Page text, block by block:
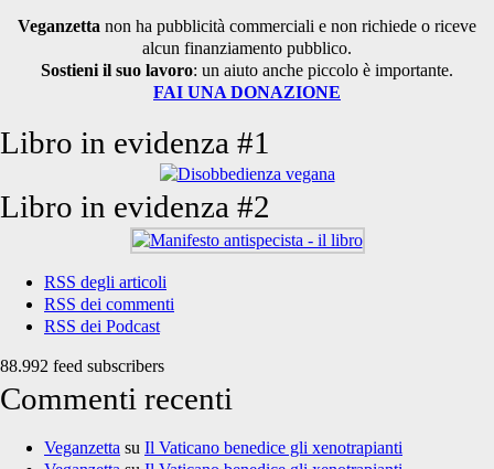
Veganzetta non ha pubblicità commerciali e non richiede o riceve
alcun finanziamento pubblico.
Sostieni il suo lavoro: un aiuto anche piccolo è importante.
FAI UNA DONAZIONE
Libro in evidenza #1
Libro in evidenza #2
RSS degli articoli
RSS dei commenti
RSS dei Podcast
88.992 feed subscribers
Commenti recenti
Veganzetta su Il Vaticano benedice gli xenotrapianti